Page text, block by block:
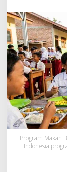
i
,
l
Program Makan
Indonesia